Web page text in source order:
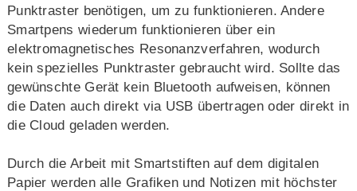
Punktraster benötigen, um zu funktionieren. Andere
Smartpens wiederum funktionieren über ein
elektromagnetisches Resonanzverfahren, wodurch
kein spezielles Punktraster gebraucht wird. Sollte das
gewünschte Gerät kein Bluetooth aufweisen, können
die Daten auch direkt via USB übertragen oder direkt in
die Cloud geladen werden.
Durch die Arbeit mit Smartstiften auf dem digitalen
Papier werden alle Grafiken und Notizen mit höchster